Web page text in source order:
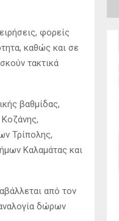
φορείς
καθώς και σε
τακτικά
βαθμίδας,
Τρίπολης,
Καλαμάτας και
από τον
δώρων